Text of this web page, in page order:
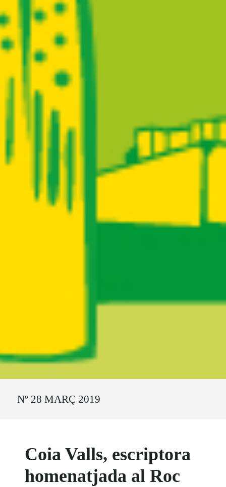
Nº 28 MARÇ 2019
Coia Valls, escriptora
homenatjada al Roc